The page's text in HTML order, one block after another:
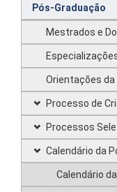
Pós-Graduação
Mestrados e
Orientações
Processo de
Processos
Calendário da
Calendário